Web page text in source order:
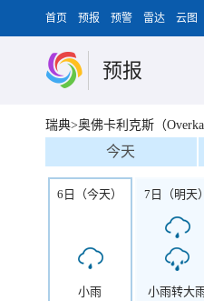
首页 预报 预警 雷达 云图
预报
瑞典>奥佛卡利克斯（
今天
6日（今天）
小雨
7日（明天）
小雨转大